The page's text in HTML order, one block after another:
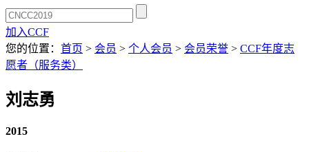
加入CCF
您的位置： 首页 > 会员 > 个人会员 > 会员荣誉 > CCF年度志
愿者（服务类）
刘志勇
2015